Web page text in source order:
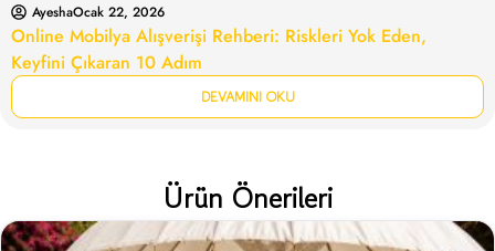
AyeshaOcak 22, 2026
Online Mobilya Alışverişi Rehberi: Riskleri Yok Eden,
Keyfini Çıkaran 10 Adım
DEVAMINI OKU
Ürün Önerileri